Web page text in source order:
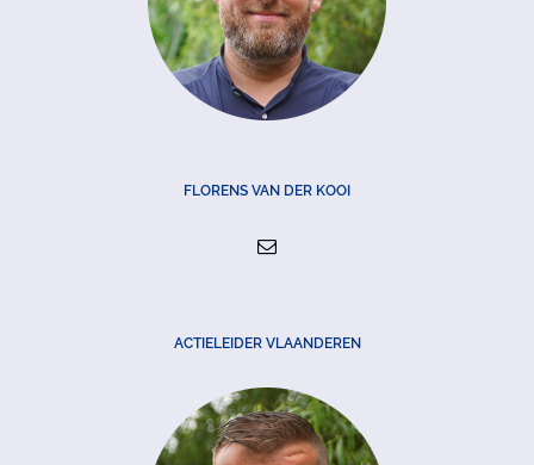
FLORENS VAN DER KOOI
ACTIELEIDER VLAANDEREN